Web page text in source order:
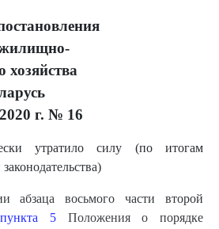
хозяйства
г. № 16
утратило силу (по итогам
абзаца восьмого части второй
пункта 5Положения о порядке